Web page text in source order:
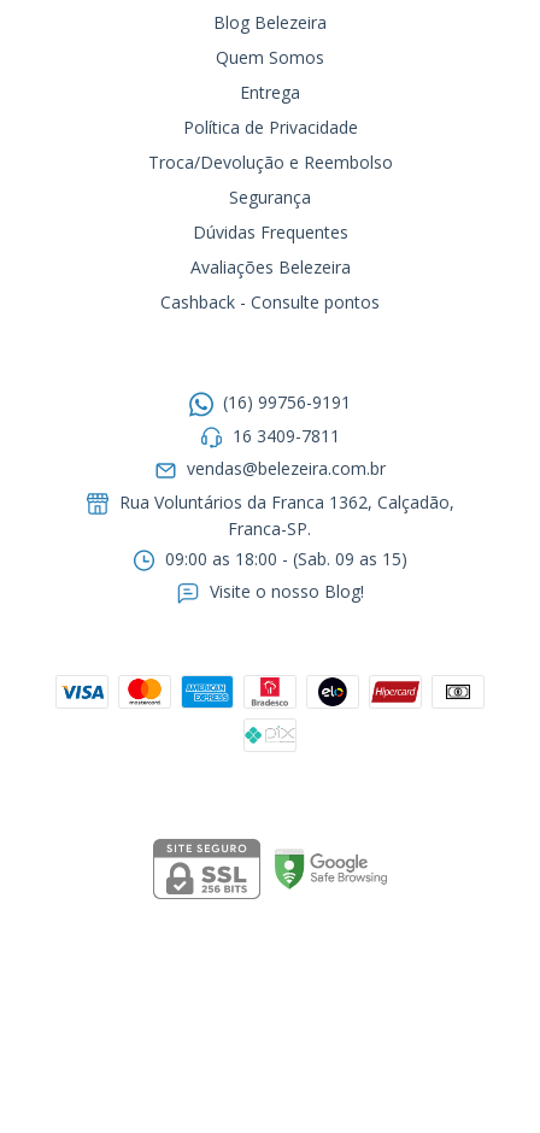
Blog Belezeira
Quem Somos
Entrega
Política de Privacidade
Troca/Devolução e Reembolso
Segurança
Dúvidas Frequentes
Avaliações Belezeira
Cashback - Consulte pontos
(16) 99756-9191
16 3409-7811
vendas@belezeira.com.br
Rua Voluntários da Franca 1362, Calçadão,
Franca-SP.ㅤㅤㅤㅤㅤㅤㅤㅤㅤㅤㅤ
09:00 as 18:00 - (Sab. 09 as 15)
Visite o nosso Blog!